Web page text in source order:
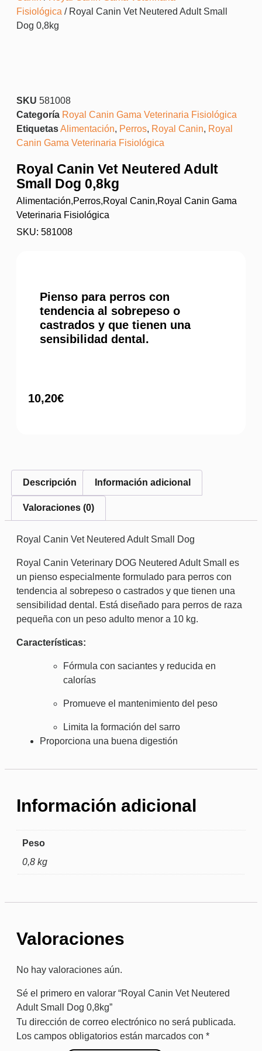
Fisiológica / Royal Canin Vet Neutered Adult Small
Dog 0,8kg
SKU 581008
Categoría Royal Canin Gama Veterinaria Fisiológica
EtiquetasAlimentación, Perros, Royal Canin, Royal
Canin Gama Veterinaria Fisiológica
Royal Canin Vet Neutered Adult
Small Dog 0,8kg
Alimentación,Perros,Royal Canin,Royal Canin Gama
Veterinaria Fisiológica
SKU: 581008
Pienso para perros con
tendencia al sobrepeso o
castrados y que tienen una
sensibilidad dental.
10,20€
Descripción Información adicional
Valoraciones (0)
Royal Canin Vet Neutered Adult Small Dog
Royal Canin Veterinary DOG Neutered Adult Small es
un pienso especialmente formulado para perros con
tendencia al sobrepeso o castrados y que tienen una
sensibilidad dental. Está diseñado para perros de raza
pequeña con un peso adulto menor a 10 kg.
Características:
Fórmula con saciantes y reducida en
calorías
Promueve el mantenimiento del peso
Limita la formación del sarro
Proporciona una buena digestión
Información adicional
Peso
0,8 kg
Valoraciones
No hay valoraciones aún.
Sé el primero en valorar “Royal Canin Vet Neutered
Adult Small Dog 0,8kg”
Tu dirección de correo electrónico no será publicada.
Los campos obligatorios están marcados con *